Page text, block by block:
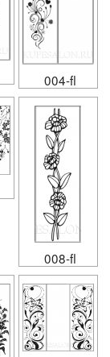
004-fl
008-fl